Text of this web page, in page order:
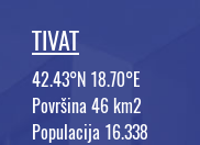
TIVAT
42.43°N 18.70°E
Površina 46 km2
Populacija 16.338